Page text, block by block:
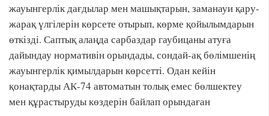
жауынгерлік дағдылар мен машықтарын, заманауи қару-
жарақ үлгілерін көрсете отырып, көрме қойылымдарын
өткізді. Саптық алаңда сарбаздар гаубицаны атуға
дайындау нормативін орындады, сондай-ақ бөлімшенің
жауынгерлік қимылдарын көрсетті. Одан кейін
қонақтарды АК-74 автоматын толық емес бөлшектеу
мен құрастыруды көздерін байлап орындаған